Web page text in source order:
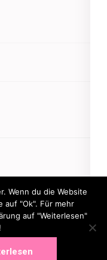
Wenn du die Website
"Ok". Für mehr
auf "Weiterlesen"